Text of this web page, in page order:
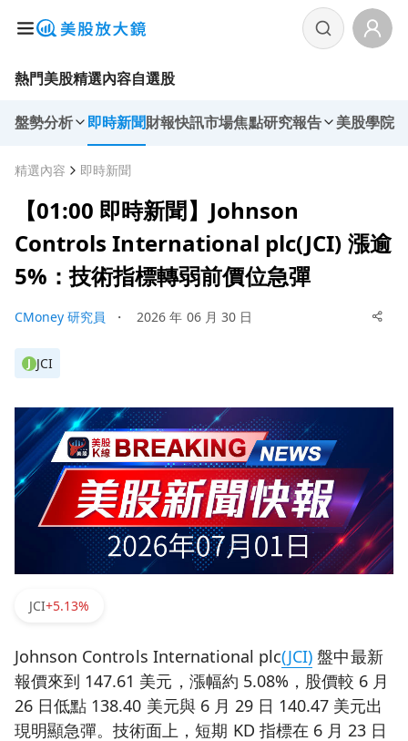
熱門美股精選內容自選股
盤勢分析 即時新聞財報快訊市場焦點研究報告 美股學院
精選內容 即時新聞
【01:00 即時新聞】Johnson
Controls International plc(JCI) 漲逾
5%：技術指標轉弱前價位急彈
CMoney 研究員 ・ 2026 年 06 月 30 日
J JCI
JCI+5.13%
Johnson Controls International plc(JCI) 盤中最新
報價來到 147.61 美元，漲幅約 5.08%，股價較 6 月
26 日低點 138.40 美元與 6 月 29 日 140.47 美元出
現明顯急彈。技術面上，短期 KD 指標在 6 月 23 日